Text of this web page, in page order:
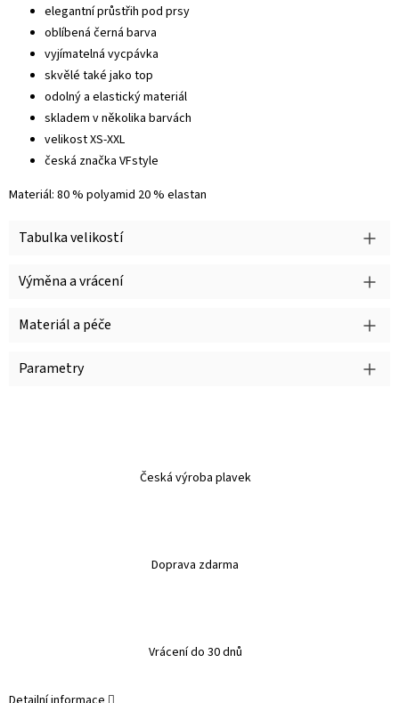
Tabulka velikostí
Výměna a vrácení
Materiál a péče
Parametry
Česká výroba plavek
Doprava zdarma
Vrácení do 30 dnů
elegantní průstřih pod prsy
oblíbená černá barva
vyjímatelná vycpávka
skvělé také jako top
odolný a elastický materiál
skladem v několika barvách
velikost XS-XXL
česká značka VFstyle
Materiál: 80 % polyamid 20 % elastan